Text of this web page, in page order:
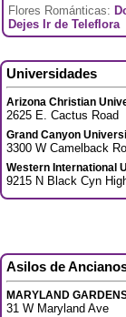
Flores Románticas:
Dejes Ir de Teleflora
Universidades
Arizona Christian
2625 E. Cactus Road
Grand Canyon
3300 W Camelback
Western International
9215 N Black Cyn
Asilos de
MARYLAND
31 W Maryland Ave